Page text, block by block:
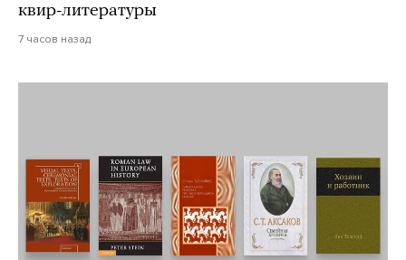
квир-литературы
7 часов назад